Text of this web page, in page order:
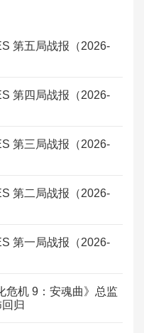
第五局战报（2026-
第四局战报（2026-
第三局战报（2026-
第二局战报（2026-
第一局战报（2026-
危机 9：安魂曲》总监
归